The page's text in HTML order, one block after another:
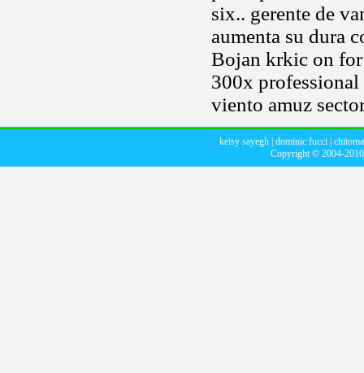
six.. gerente de
aumenta su dura
Bojan krkic on
300x professional
viento amuz
keisy sayegh dominic fucci
Copyright © 2004-